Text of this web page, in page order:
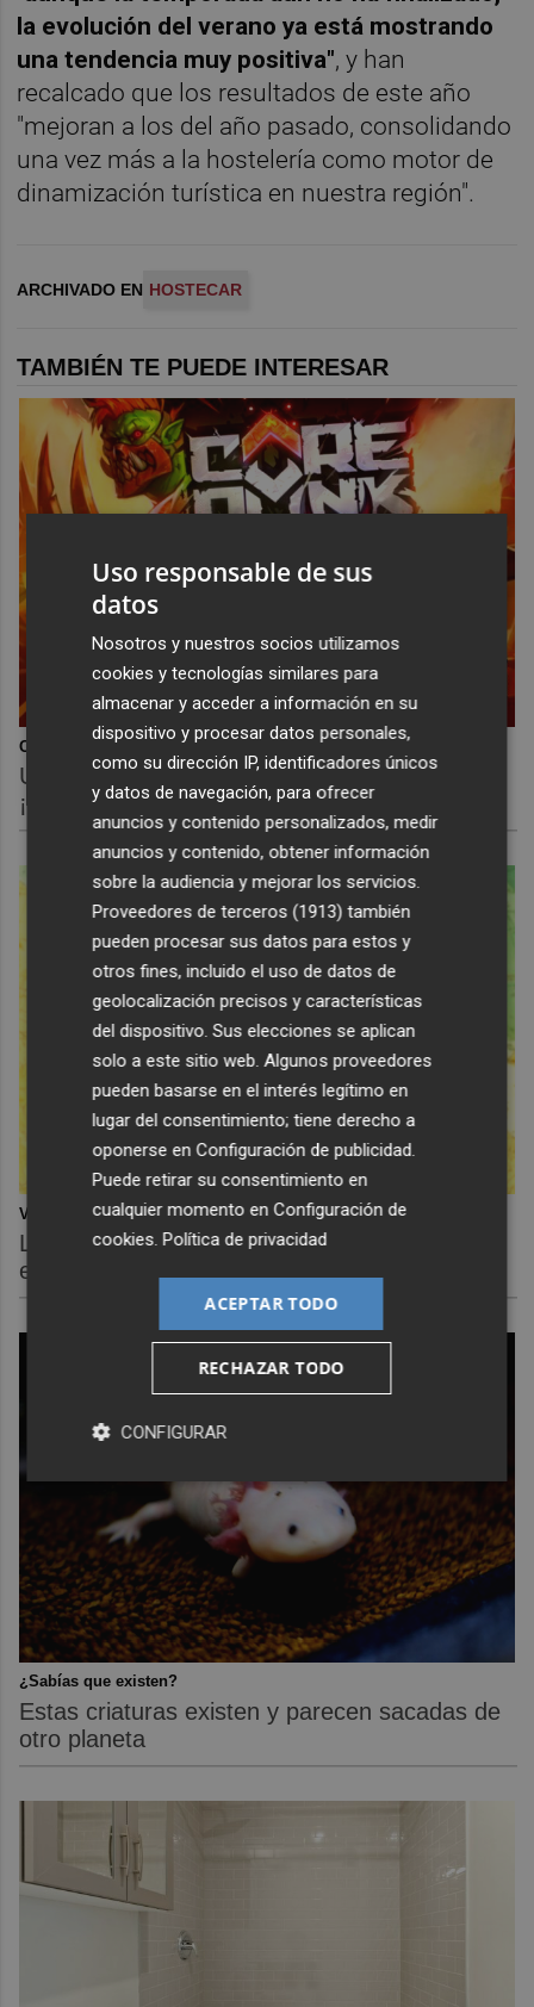
la evolución del verano ya está mostrando
una tendencia muy positiva", y han
recalcado que los resultados de este año
"mejoran a los del año pasado, consolidando
una vez más a la hostelería como motor de
dinamización turística en nuestra región".
ARCHIVADO EN HOSTECAR
TAMBIÉN TE PUEDE INTERESAR
Corepunk MMORPG
Un verdadero MMORPG de la vieja escuela
¡Cómo los de antes, pero mejor!
Viaja sin visado
Los pasaportes que más puertas abren ¿está
el tuyo?
¿Sabías que existen?
Estas criaturas existen y parecen sacadas de
otro planeta
Uso responsable de sus
datos
Nosotros y nuestros socios utilizamos
cookies y tecnologías similares para
almacenar y acceder a información en su
dispositivo y procesar datos personales,
como su dirección IP, identificadores únicos
y datos de navegación, para ofrecer
anuncios y contenido personalizados, medir
anuncios y contenido, obtener información
sobre la audiencia y mejorar los servicios.
Proveedores de terceros (1913) también
pueden procesar sus datos para estos y
otros fines, incluido el uso de datos de
geolocalización precisos y características
del dispositivo. Sus elecciones se aplican
solo a este sitio web. Algunos proveedores
pueden basarse en el interés legítimo en
lugar del consentimiento; tiene derecho a
oponerse enConfiguración de publicidad
Puede retirar su consentimiento en
cualquier momento enConfiguración de
cookies .Política de privacidad
ACEPTAR TODO
RECHAZAR TODO
CONFIGURAR